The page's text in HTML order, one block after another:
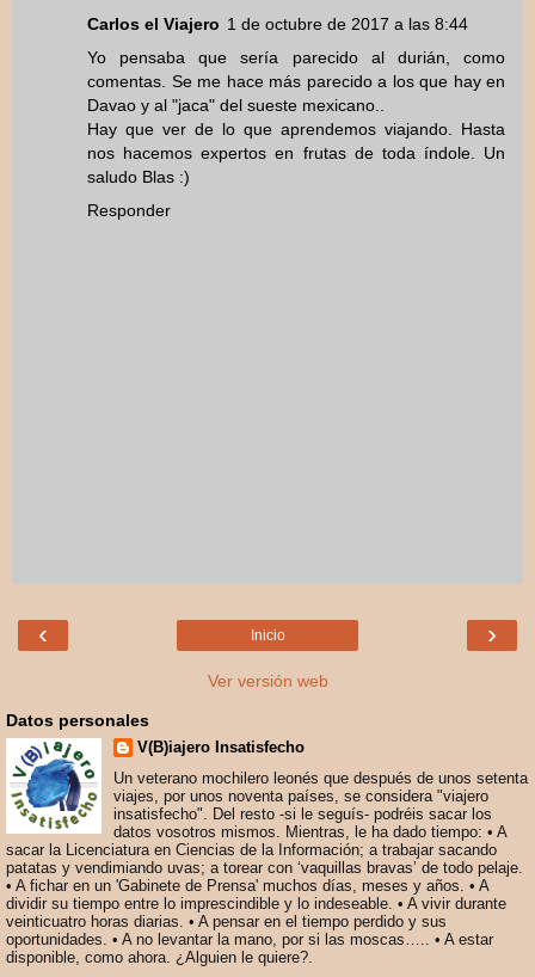
Carlos el Viajero 1 de octubre de 2017 a las 8:44
Yo pensaba que sería parecido al durián, como
comentas. Se me hace más parecido a los que hay en
Davao y al "jaca" del sueste mexicano..
Hay que ver de lo que aprendemos viajando. Hasta
nos hacemos expertos en frutas de toda índole. Un
saludo Blas :)
Responder
‹ ›
Inicio
Ver versión web
Datos personales
V(B)iajero Insatisfecho
Un veterano mochilero leonés que después de unos setenta
viajes, por unos noventa países, se considera "viajero
insatisfecho". Del resto -si le seguís- podréis sacar los
datos vosotros mismos. Mientras, le ha dado tiempo: • A
sacar la Licenciatura en Ciencias de la Información; a trabajar sacando
patatas y vendimiando uvas; a torear con ‘vaquillas bravas’ de todo pelaje.
• A fichar en un 'Gabinete de Prensa' muchos días, meses y años. • A
dividir su tiempo entre lo imprescindible y lo indeseable. • A vivir durante
veinticuatro horas diarias. • A pensar en el tiempo perdido y sus
oportunidades. • A no levantar la mano, por si las moscas….. • A estar
disponible, como ahora. ¿Alguien le quiere?.